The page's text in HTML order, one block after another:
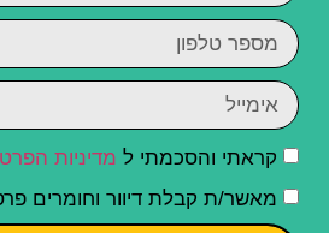
קראתי והסכמתי ל מדיניות
מאשר/ת קבלת דיוור וחומרים